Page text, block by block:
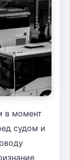
в момент
судом и